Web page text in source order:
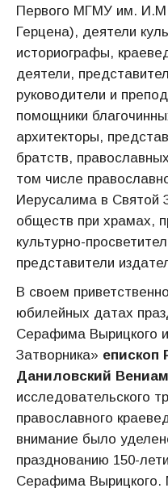
Первого МГМУ им.
Герцена), деятели
историографы,
деятели,
руководители и
помощники
архитекторы,
братств,
том числе
Иерусалима в Святой
обществ при храмах,
культурно-
представители
В своем
юбилейных датах
Серафима Вырицкого
Затворника» епископ
Даниловский
исследовательского
православного
внимание было
празднованию 150-
Серафима Вырицкого.